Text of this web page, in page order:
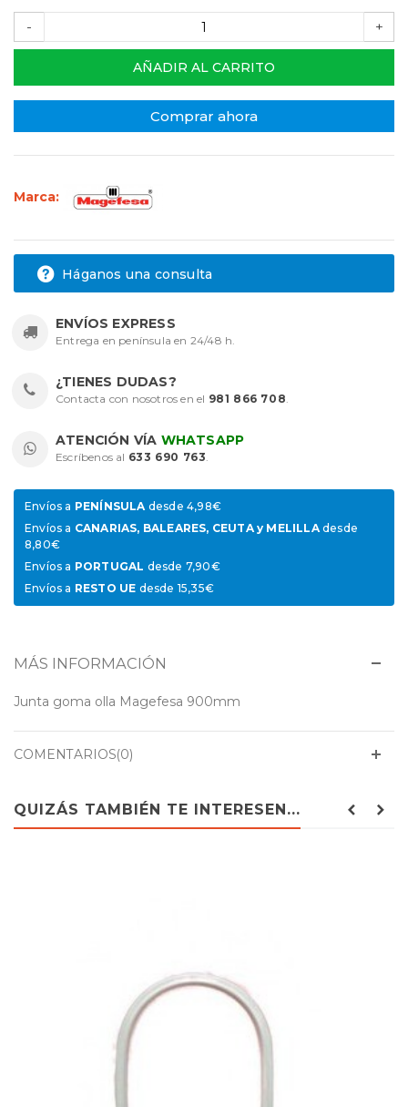
- +
AÑADIR AL CARRITO
Comprar ahora
Marca:
Háganos una consulta
ENVÍOS EXPRESS
Entrega en península en 24/48 h.
¿TIENES DUDAS?
Contacta con nosotros en el 981 866 708.
ATENCIÓN VÍA WHATSAPP
Escríbenos al 633 690 763.
Envíos a PENÍNSULAdesde 4,98€
Envíos a CANARIAS, BALEARES, CEUTA y MELILLAdesde
8,80€
Envíos a PORTUGAL desde 7,90€
Envíos a RESTO UE desde 15,35€
MÁS INFORMACIÓN
Junta goma olla Magefesa 900mm
COMENTARIOS(0)
QUIZÁS TAMBIÉN TE INTERESEN...